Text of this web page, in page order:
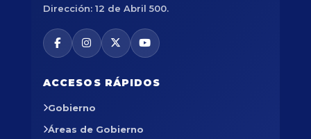
Dirección: 12 de Abril 500.
ACCESOS RÁPIDOS
Gobierno
Áreas de Gobierno